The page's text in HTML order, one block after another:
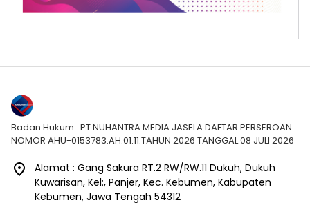
Badan Hukum : PT NUHANTRA MEDIA JASELA DAFTAR PERSEROAN
NOMOR AHU-0153783.AH.01.11.TAHUN 2026 TANGGAL 08 JULI 2026
Alamat : Gang Sakura RT.2 RW/RW.11 Dukuh, Dukuh
Kuwarisan, Kel:, Panjer, Kec. Kebumen, Kabupaten
Kebumen, Jawa Tengah 54312